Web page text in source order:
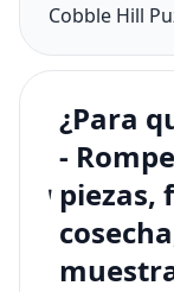
Cobble Hill
¿Para
-
piezas,